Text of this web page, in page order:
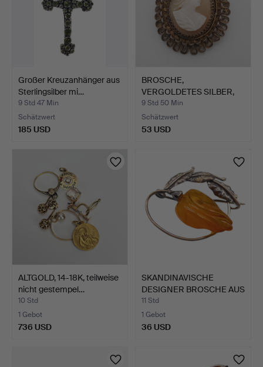
Großer Kreuzanhänger aus
Sterlingsilber mi…
9 Std 47 Min
Schätzwert
185 USD
BROSCHE,
VERGOLDETES SILBER,
KAMEE.
9 Std 50 Min
Schätzwert
53 USD
ALTGOLD, 14-18K, teilweise
nicht gestempel…
10 Std
1 Gebot
736 USD
SKANDINAVISCHE
DESIGNER BROSCHE AUS
925ER …
11 Std
1 Gebot
36 USD